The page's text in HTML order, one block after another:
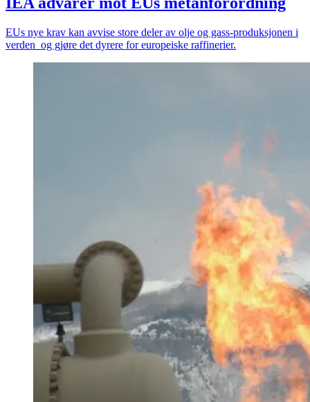
EUs nye krav kan avvise store deler av olje og gass-produksjonen i
verden og gjøre det dyrere for europeiske raffinerier.